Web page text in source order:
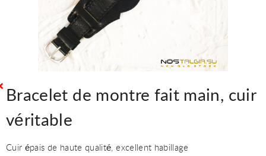
Bracelet de montre fait main, cuir
véritable
Cuir épais de haute qualité, excellent habillage